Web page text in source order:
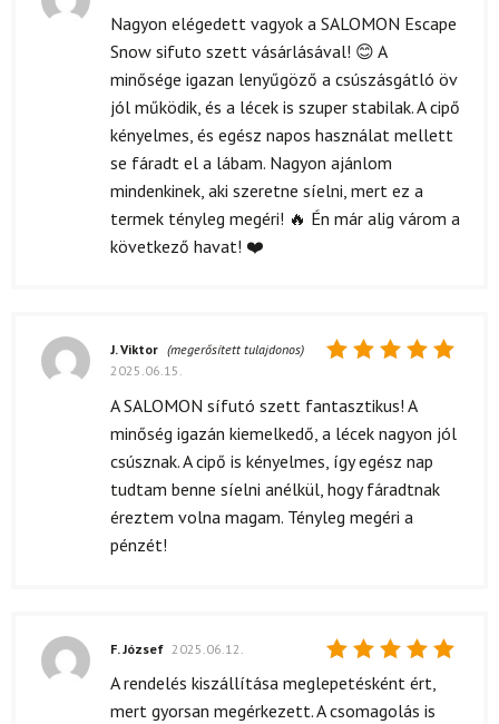
Értékelés:
Nagyon elégedett vagyok a SALOMON Escape
Snow sifuto szett vásárlásával! 😊 A
minősége igazan lenyűgöző a csúszásgátló öv
jól működik, és a lécek is szuper stabilak. A cipő
kényelmes, és egész napos használat mellett
se fáradt el a lábam. Nagyon ajánlom
mindenkinek, aki szeretne síelni, mert ez a
termek tényleg megéri! 🔥 Én már alig várom a
következő havat! ❤️
5/ 5
J. Viktor (megerősített tulajdonos)
2025.06.15.
A SALOMON sífutó szett fantasztikus! A
minőség igazán kiemelkedő, a lécek nagyon jól
csúsznak. A cipő is kényelmes, így egész nap
tudtam benne síelni anélkül, hogy fáradtnak
éreztem volna magam. Tényleg megéri a
pénzét!
Értékelés:
5
F. József 2025.06.12.
A rendelés kiszállítása meglepetésként ért,
mert gyorsan megérkezett. A csomagolás is